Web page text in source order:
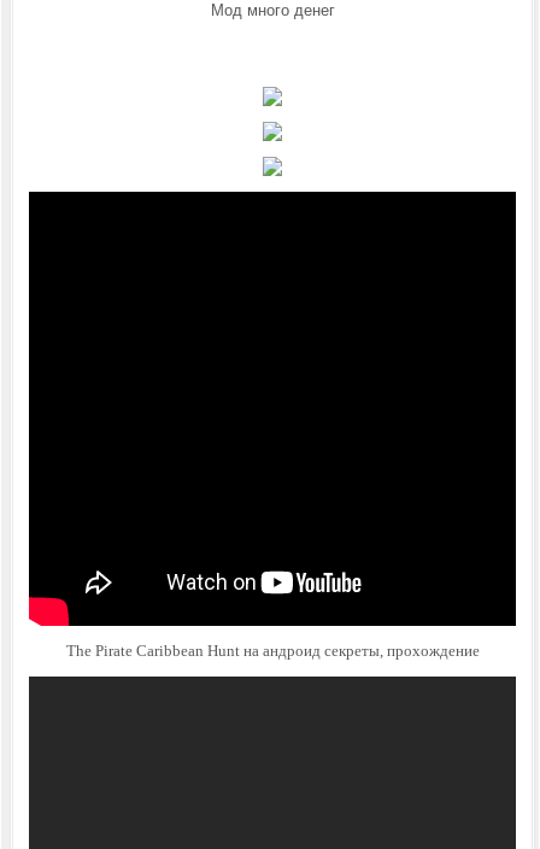
Мод много денег
The Pirate Caribbean Hunt на андроид секреты, прохождение